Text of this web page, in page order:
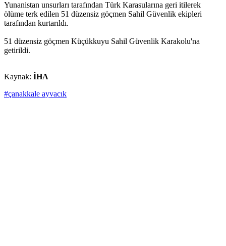
Yunanistan unsurları tarafından Türk Karasularına geri itilerek
ölüme terk edilen 51 düzensiz göçmen Sahil Güvenlik ekipleri
tarafından kurtarıldı.
51 düzensiz göçmen Küçükkuyu Sahil Güvenlik Karakolu'na
getirildi.
Kaynak: İHA
#çanakkale ayvacık